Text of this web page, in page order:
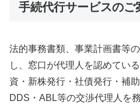
手続代行サービスのご
法的事務書類、事業計画書等
し、窓口が代理人を認めてい
資・新株発行・社債発行・補
DDS・ABL等の交渉代理人を